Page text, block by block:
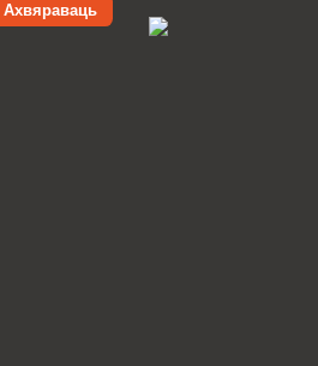
Ахвяраваць